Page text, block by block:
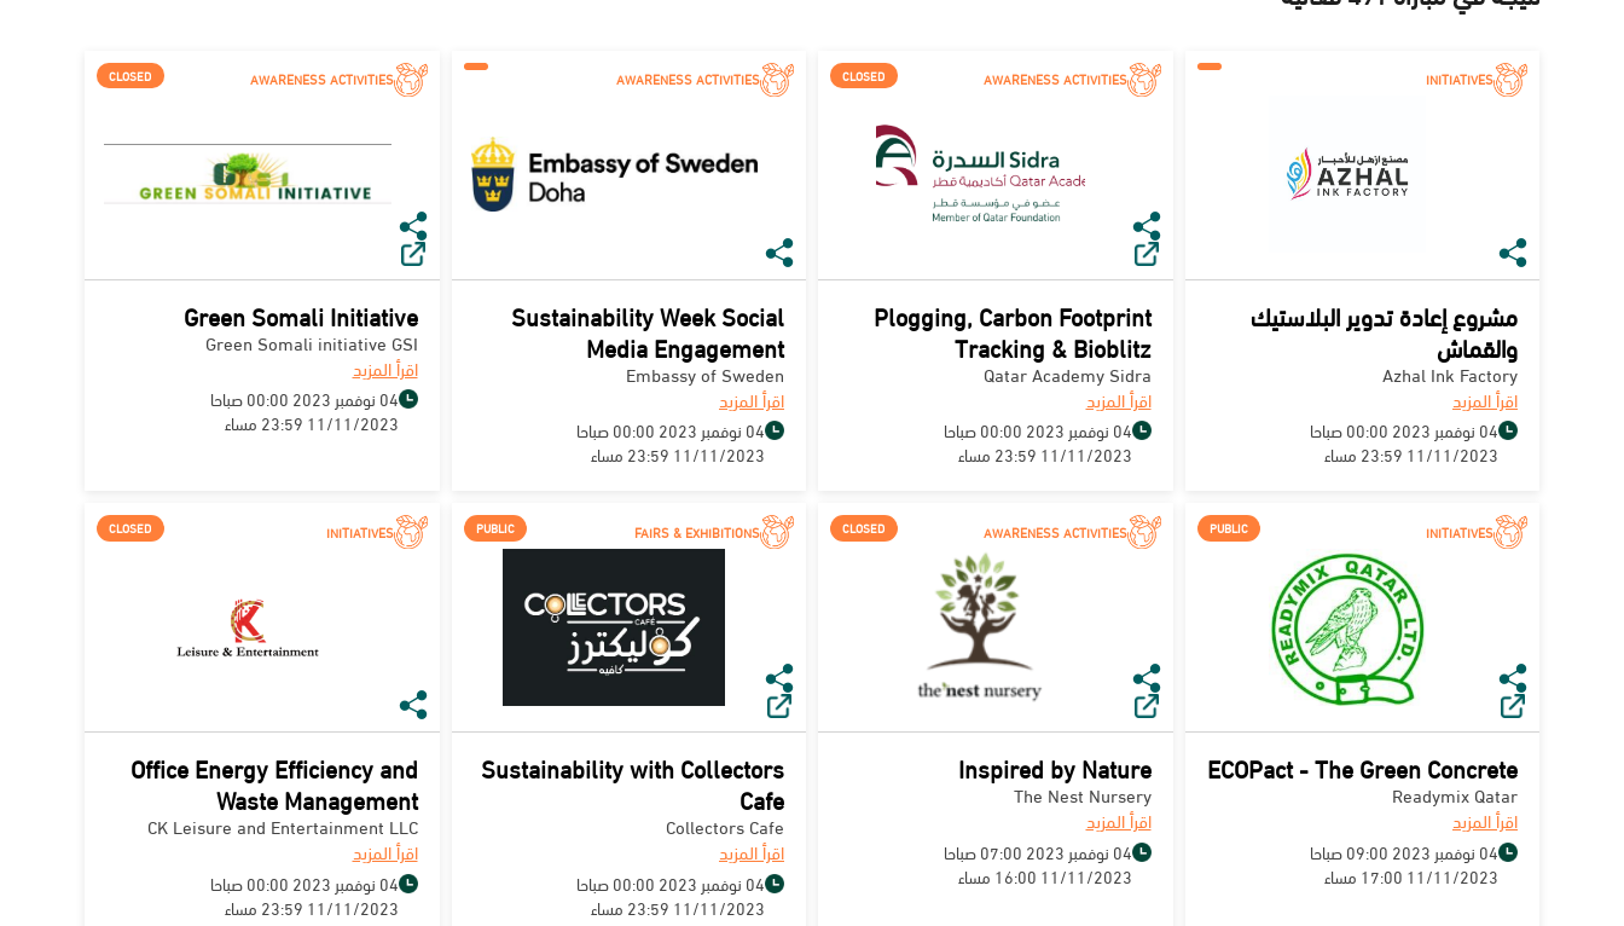
INITIATIVES
مشروع إعادة تدوير البلاستيك
والقماش
Azhal Ink Factory
اقرأ المزيد
04 نوفمبر 2023 00:00 صباحا
11/11/2023 23:59 مساء
AWARENESS ACTIVITIES
CLOSED
Plogging, Carbon Footprint
Tracking & Bioblitz
Qatar Academy Sidra
اقرأ المزيد
04 نوفمبر 2023 00:00 صباحا
11/11/2023 23:59 مساء
AWARENESS ACTIVITIES
Sustainability Week Social
Media Engagement
Embassy of Sweden
اقرأ المزيد
04 نوفمبر 2023 00:00 صباحا
11/11/2023 23:59 مساء
AWARENESS ACTIVITIES
CLOSED
Green Somali Initiative
Green Somali initiative GSI
اقرأ المزيد
04 نوفمبر 2023 00:00 صباحا
11/11/2023 23:59 مساء
INITIATIVES
PUBLIC
ECOPact - The Green Concrete
Readymix Qatar
اقرأ المزيد
04 نوفمبر 2023 09:00 صباحا
11/11/2023 17:00 مساء
AWARENESS ACTIVITIES
CLOSED
Inspired by Nature
The Nest Nursery
اقرأ المزيد
04 نوفمبر 2023 07:00 صباحا
11/11/2023 16:00 مساء
FAIRS & EXHIBITIONS
PUBLIC
Sustainability with Collectors
Cafe
Collectors Cafe
اقرأ المزيد
04 نوفمبر 2023 00:00 صباحا
11/11/2023 23:59 مساء
INITIATIVES
CLOSED
Office Energy Efficiency and
Waste Management
CK Leisure and Entertainment LLC
اقرأ المزيد
04 نوفمبر 2023 00:00 صباحا
11/11/2023 23:59 مساء